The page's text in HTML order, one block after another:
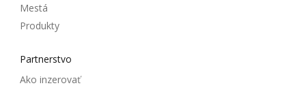
Mestá
Produkty
Partnerstvo
Ako inzerovať